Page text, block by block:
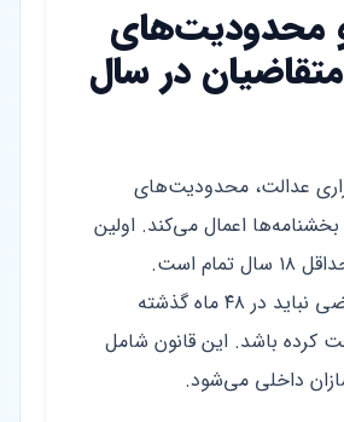
محدودیت‌های
در سال
عدالت، محدودیت‌های
اعمال می‌کند. اولین
شرط، داشتن حداقل ۱۸ سال تمام است.
همچنین، متقاضی نباید در ۴۸ ماه گذشته
کرده باشد. این قانون شامل
داخلی می‌شود.